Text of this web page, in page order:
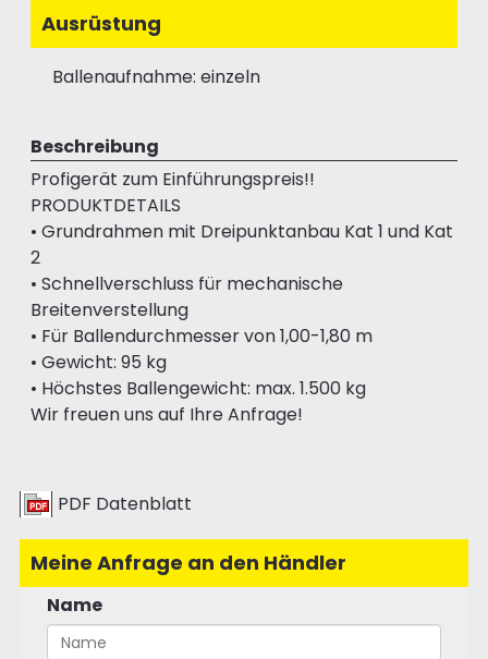
Ausrüstung
Ballenaufnahme: einzeln
Beschreibung
Profigerät zum Einführungspreis!!
PRODUKTDETAILS
• Grundrahmen mit Dreipunktanbau Kat 1 und Kat
2
• Schnellverschluss für mechanische
Breitenverstellung
• Für Ballendurchmesser von 1,00-1,80 m
• Gewicht: 95 kg
• Höchstes Ballengewicht: max. 1.500 kg
Wir freuen uns auf Ihre Anfrage!
PDF Datenblatt
Meine Anfrage an den Händler
Name